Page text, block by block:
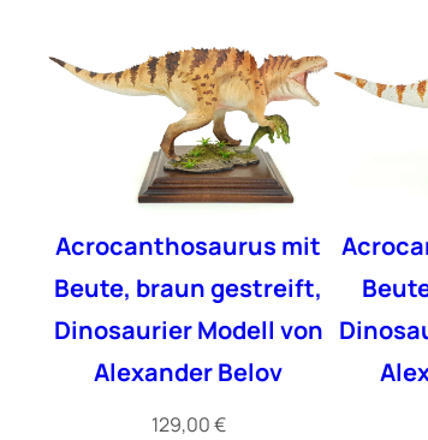
Acrocanthosaurus mit
Beute, braun gestreift,
Dinosaurier Modell von
Alexander Belov
129,00€